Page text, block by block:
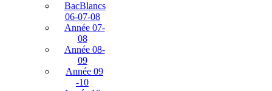
BacBlancs
06-07-08
Année 07-
08
Année 08-
09
Année 09
-10